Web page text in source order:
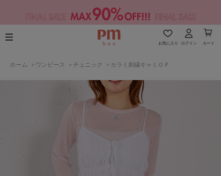
お気に入り ログイン カート
ホーム > ワンピース > チュニック > カラミ刺繍キャミＯＰ